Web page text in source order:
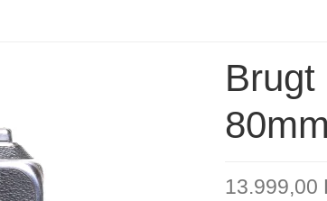
Brugt
13.999,00